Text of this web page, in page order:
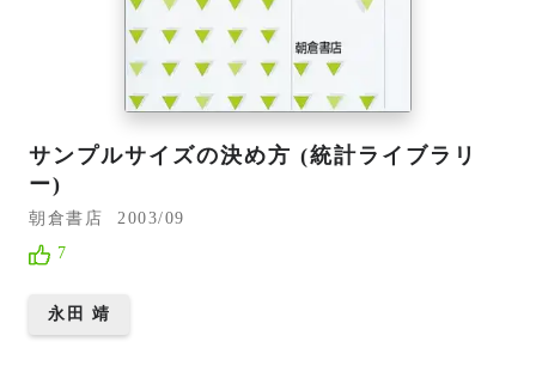
サンプルサイズの決め方 (統計ライブラリ
ー)
朝倉書店
2003/09
7
永田 靖